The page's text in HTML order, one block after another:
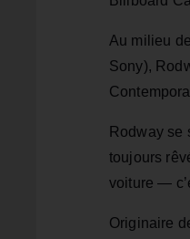
Au milieu
Sony),
Rodway se
toujours
voiture —
Originaire